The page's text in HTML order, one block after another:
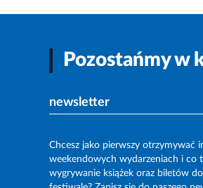
Pozostańmy w
newsletter
Chcesz jako pierwszy otrzymywać
weekendowych wydarzeniach i co
wygrywanie książek oraz biletów